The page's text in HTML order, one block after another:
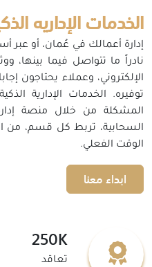
الخدمات الإداريه
إدارة أعمالك في عُمان، أو عبر
نادراً ما تتواصل فيما بينها،
الإلكتروني، وعملاء يحتاجون
توفيره. الخدمات الإدارية
المشكلة من خلال منصة
السحابية، تربط كل قسم، من
الوقت الفعلي.
ابداء معنا
250K
تعاقد